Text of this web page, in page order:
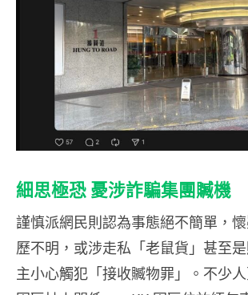
細思極恐 憂涉詐騙集團贓機
謹慎派網民則認為事態絕不簡單，
歷不明，或涉走私「老鼠貨」甚至
主小心觸犯「接收贓物罪」。不少